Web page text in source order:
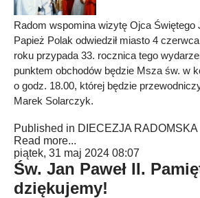
Radom wspomina wizytę Ojca Świętego
Papież Polak odwiedził miasto 4
roku przypada 33. rocznica tego
punktem obchodów będzie Msza św. w
o godz. 18.00, której będzie
Marek Solarczyk.
Published in DIECEZJA RADOMSKA
Read more...
piątek, 31 maj 2024 08:07
Św. Jan Paweł II.
dziękujemy!